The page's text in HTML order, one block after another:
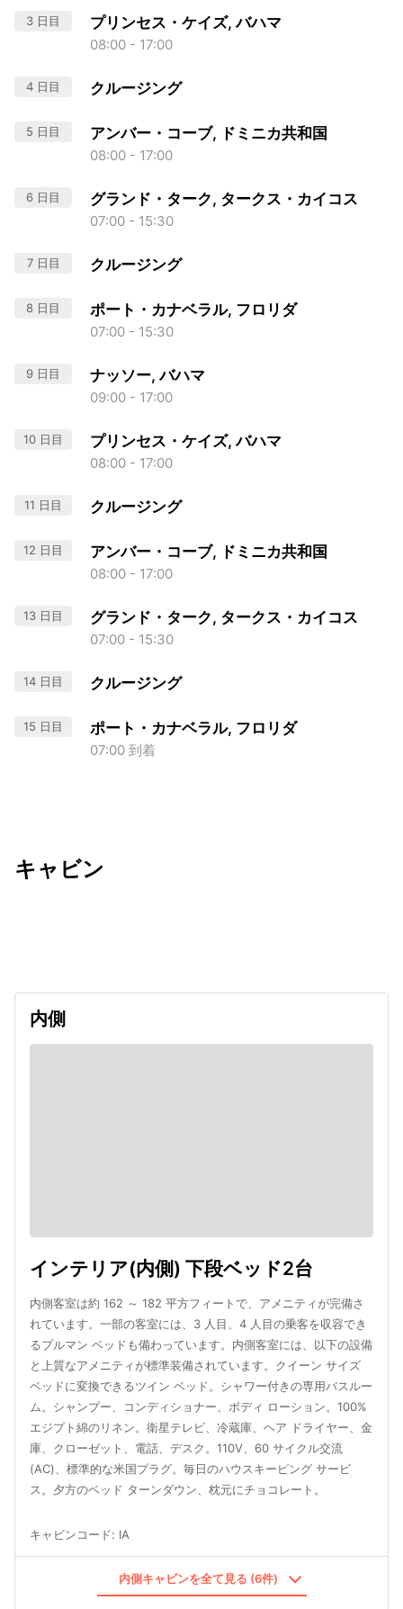
3 日目 プリンセス・ケイズ, バハマ
08:00 - 17:00
4 日目 クルージング
5 日目 アンバー・コーブ, ドミニカ共和国
08:00 - 17:00
6 日目 グランド・ターク, タークス・カイコス
07:00 - 15:30
7 日目 クルージング
8 日目 ポート・カナベラル, フロリダ
07:00 - 15:30
9 日目 ナッソー, バハマ
09:00 - 17:00
10 日目 プリンセス・ケイズ, バハマ
08:00 - 17:00
11 日目 クルージング
12 日目 アンバー・コーブ, ドミニカ共和国
08:00 - 17:00
13 日目 グランド・ターク, タークス・カイコス
07:00 - 15:30
14 日目 クルージング
15 日目 ポート・カナベラル, フロリダ
07:00 到着
キャビン
内側
インテリア(内側) 下段ベッド2台
内側客室は約 162 ～ 182 平方フィートで、アメニティが完備さ
れています。一部の客室には、3 人目、4 人目の乗客を収容でき
るプルマン ベッドも備わっています。内側客室には、以下の設備
と上質なアメニティが標準装備されています。クイーン サイズ
ベッドに変換できるツイン ベッド。シャワー付きの専用バスルー
ム。シャンプー、コンディショナー、ボディ ローション。100%
エジプト綿のリネン。衛星テレビ、冷蔵庫、ヘア ドライヤー、金
庫、クローゼット、電話、デスク。110V、60 サイクル交流
(AC)、標準的な米国プラグ。毎日のハウスキーピング サービ
ス。夕方のベッド ターンダウン、枕元にチョコレート。
キャビンコード: IA
内側キャビンを全て見る (6件)